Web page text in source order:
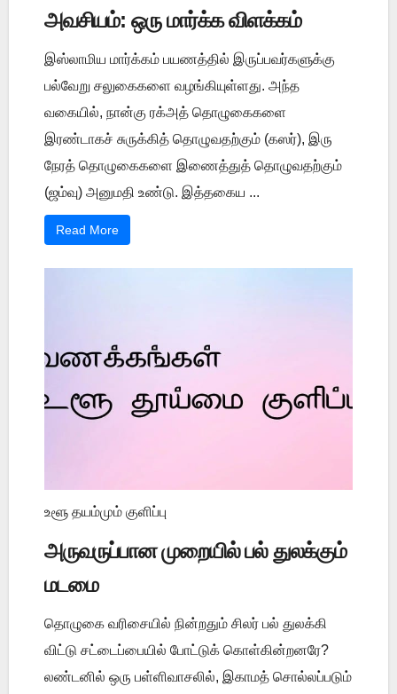
அவசியம்: ஒரு மார்க்க விளக்கம்
இஸ்லாமிய மார்க்கம் பயணத்தில் இருப்பவர்களுக்கு
பல்வேறு சலுகைகளை வழங்கியுள்ளது. அந்த
வகையில், நான்கு ரக்அத் தொழுகைகளை
இரண்டாகச் சுருக்கித் தொழுவதற்கும் (கஸர்), இரு
நேரத் தொழுகைகளை இணைத்துத் தொழுவதற்கும்
(ஜம்வு) அனுமதி உண்டு. இத்தகைய ...
Read More
உளூ தயம்மும் குளிப்பு
அருவருப்பான முறையில் பல் துலக்கும்
மடமை
தொழுகை வரிசையில் நின்றதும் சிலர் பல் துலக்கி
விட்டு சட்டைப்பையில் போட்டுக் கொள்கின்றனரே?
லண்டனில் ஒரு பள்ளிவாசலில், இகாமத் சொல்லப்படும்